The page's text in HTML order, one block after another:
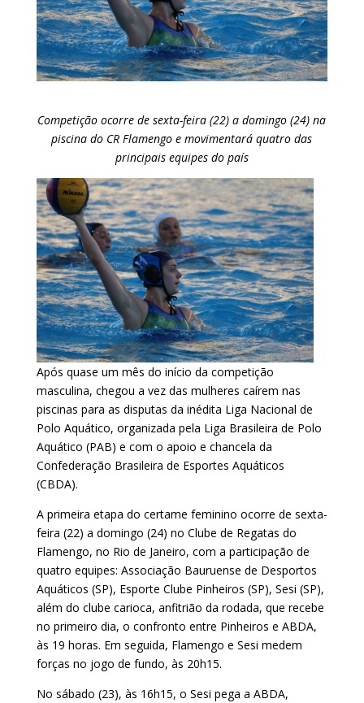
Competição ocorre de sexta-feira (22) a domingo (24) na
piscina do CR Flamengo e movimentará quatro das
principais equipes do país
Após quase um mês do início da competição
masculina, chegou a vez das mulheres caírem nas
piscinas para as disputas da inédita Liga Nacional de
Polo Aquático, organizada pela Liga Brasileira de Polo
Aquático (PAB) e com o apoio e chancela da
Confederação Brasileira de Esportes Aquáticos
(CBDA).
A primeira etapa do certame feminino ocorre de sexta-
feira (22) a domingo (24) no Clube de Regatas do
Flamengo, no Rio de Janeiro, com a participação de
quatro equipes: Associação Bauruense de Desportos
Aquáticos (SP), Esporte Clube Pinheiros (SP), Sesi (SP),
além do clube carioca, anfitrião da rodada, que recebe
no primeiro dia, o confronto entre Pinheiros e ABDA,
às 19 horas. Em seguida, Flamengo e Sesi medem
forças no jogo de fundo, às 20h15.
No sábado (23), às 16h15, o Sesi pega a ABDA,